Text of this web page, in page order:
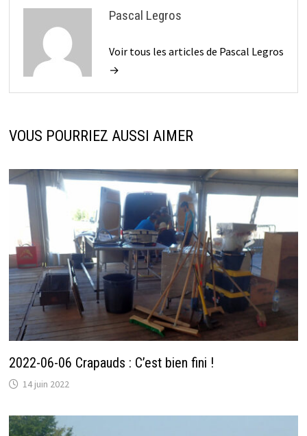
Pascal Legros
Voir tous les articles de Pascal Legros
→
VOUS POURRIEZ AUSSI AIMER
2022-06-06 Crapauds : C’est bien fini !
14 juin 2022